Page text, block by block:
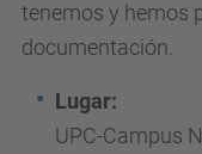
tenemos y hemos
documentación.
Lugar:
UPC-Campus